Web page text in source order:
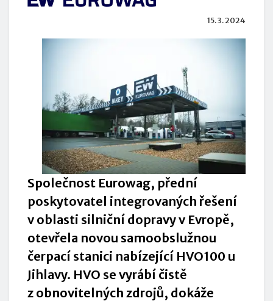
15. 3. 2024
Společnost Eurowag, přední
poskytovatel integrovaných řešení
v oblasti silniční dopravy v Evropě,
otevřela novou samoobslužnou
čerpací stanici nabízející HVO100 u
Jihlavy. HVO se vyrábí čistě
z obnovitelných zdrojů, dokáže